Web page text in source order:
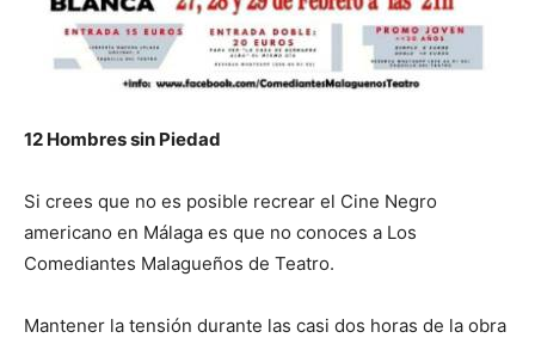
12 Hombres sin Piedad
Si crees que no es posible recrear el Cine Negro
americano en Málaga es que no conoces a Los
Comediantes Malagueños de Teatro.
Mantener la tensión durante las casi dos horas de la obra